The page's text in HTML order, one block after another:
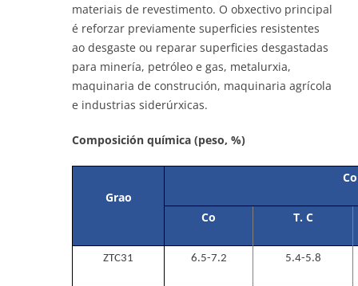
materiais de revestimento. O obxectivo principal
é reforzar previamente superficies resistentes
ao desgaste ou reparar superficies desgastadas
para minería, petróleo e gas, metalurxia,
maquinaria de construción, maquinaria agrícola
e industrias siderúrxicas.
Composición química (peso, %)
Grao
Co T. C
ZTC31 6.5-7.2 5.4-5.8